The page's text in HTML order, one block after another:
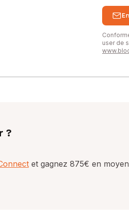
user de
?
et gagnez 875€ en